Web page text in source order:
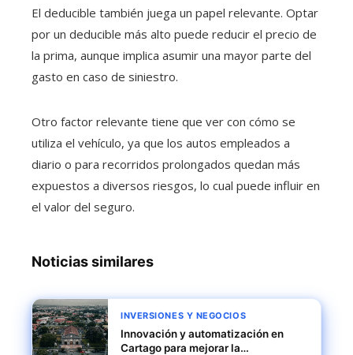
El deducible también juega un papel relevante. Optar
por un deducible más alto puede reducir el precio de
la prima, aunque implica asumir una mayor parte del
gasto en caso de siniestro.
Otro factor relevante tiene que ver con cómo se
utiliza el vehículo, ya que los autos empleados a
diario o para recorridos prolongados quedan más
expuestos a diversos riesgos, lo cual puede influir en
el valor del seguro.
Noticias similares
INVERSIONES Y NEGOCIOS
Innovación y automatización en
Cartago para mejorar la